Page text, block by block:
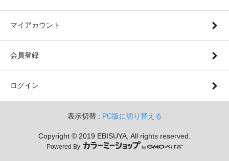
マイアカウント
会員登録
ログイン
表示切替 : PC版に切り替える
Copyright © 2019 EBISUYA, All rights reserved.
Powered By